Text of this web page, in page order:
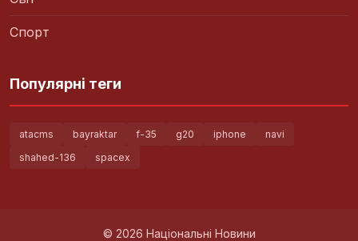
Спорт
Популярні теги
atacms bayraktar f-35 g20 iphone
navi
shahed-136
spacex
© 2026 Національні Новини